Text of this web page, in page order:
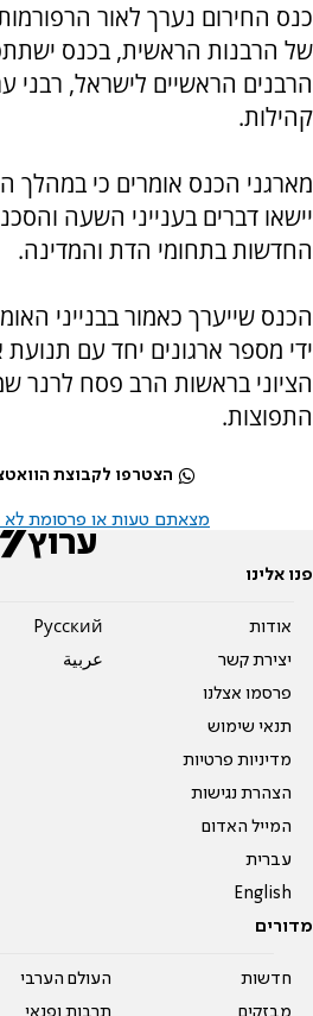
כנס החירום נערך לאור
של הרבנות הראשית, בכנס
הרבנים הראשיים לישראל, רבני
קהילות.
מארגני הכנס אומרים כי במהלך
יישאו דברים בענייני השעה
החדשות בתחומי הדת והמדינה.
הכנס שייערך כאמור בבנייני
ידי מספר ארגונים יחד עם
הציוני בראשות הרב פסח לרנר
התפוצות.
הצטרפו לקבוצת
מצאתם טעות או פרסומת לא
פנו אלינו
אודות
יצירת קשר
פרסמו אצלנו
תנאי שימוש
מדיניות פרטיות
הצהרת נגישות
המייל האדום
עברית
English
Pусский
عربية
מדורים
חדשות
מבזקים
העולם הערבי
תרבות ופנאי